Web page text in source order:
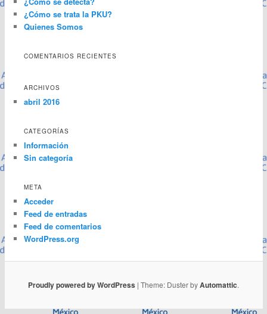
¿Cómo se trata la PKU?
Quienes Somos
COMENTARIOS RECIENTES
ARCHIVOS
abril 2016
CATEGORÍAS
Información
Sin categoría
META
Acceder
Feed de entradas
Feed de comentarios
WordPress.org
Proudly powered by WordPress | Theme: Duster byAutomattic.